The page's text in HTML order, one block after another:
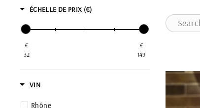
ÉCHELLE DE PRIX (€)
€
32
€
149
VIN
Rhône